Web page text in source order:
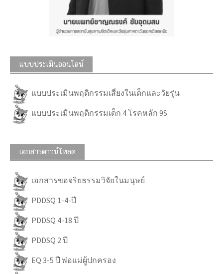
แบบประเมินออนไลน์
แบบประเมินพฤติกรรมเสี่ยงในเด็กและวัยรุ่น
แบบประเมินพฤติกรรมเด็ก 4 โรคหลัก 9S
เอกสารดาวน์โหลด
เอกสารขอจริยธรรมวิจัยในมนุษย์
PDDSQ 1-4-ปี
PDDSQ 4-18 ปี
PDDSQ 2 ปี
EQ 3-5 ปี พ่อแม่ผู้ปกครอง